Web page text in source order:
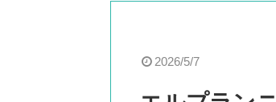
2026/5/7